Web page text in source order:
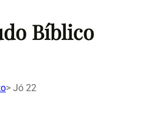
Bíblico
> Jó 22